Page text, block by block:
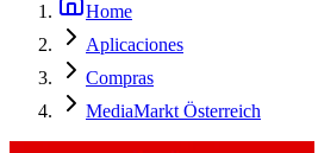
Home
Aplicaciones
Compras
MediaMarkt Österreich